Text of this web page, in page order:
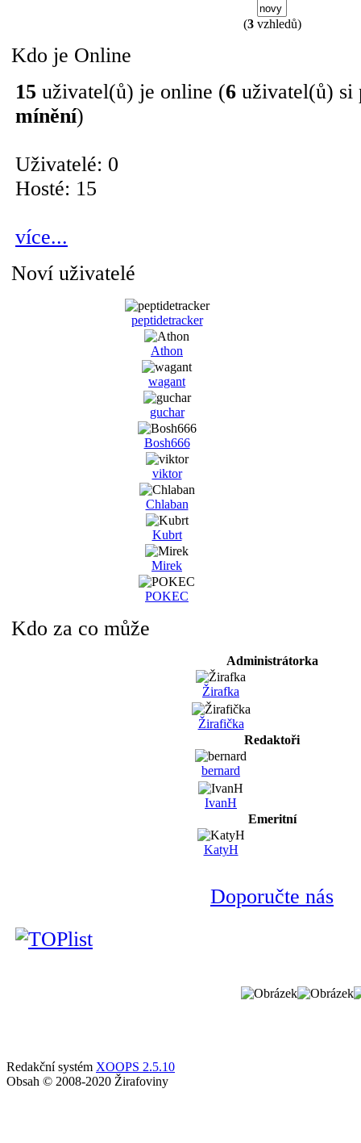
(3vzhledů)
Kdo je Online
15 uživatel(ů) je online (6 uživatel(ů)
mínění)
Uživatelé: 0
Hosté: 15
více...
Noví uživatelé
peptidetracker
Athon
wagant
guchar
Bosh666
viktor
Chlaban
Kubrt
Mirek
POKEC
Kdo za co může
Administrátorka
Žirafka
Žirafička
Redaktoři
bernard
IvanH
Emeritní
KatyH
Doporučte nás
Redakční systém XOOPS 2.5.10
Obsah © 2008-2020 Žirafoviny